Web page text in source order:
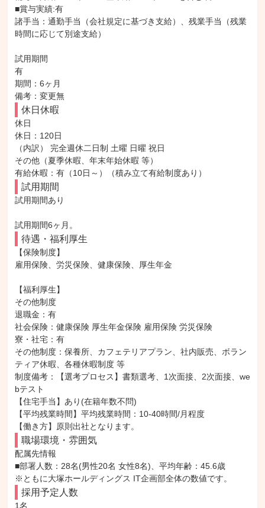
■賞与実績:有
諸手当：通勤手当（会社規定に基づき支給）、残業手当（残業
時間に応じて別途支給）
試用期間
有
期間：6ヶ月
備考：変更無
休日休暇
休日
休日：120日
（内訳） 完全週休二日制 土曜 日曜 祝日
その他（夏季休暇、年末年始休暇 等）
有給休暇：有（10日～）（積み立て有給制度あり）
試用期間
試用期間あり
試用期間6ヶ月。
待遇・福利厚生
【保険制度】
雇用保険、労災保険、健康保険、厚生年金
【福利厚生】
その他制度
退職金：有
社会保険：健康保険 厚生年金保険 雇用保険 労災保険
寮・社宅：有
その他制度：保養所、カフェテリアプラン、社内販売、ボラン
ティア休暇、各種休暇制度 等
制度備考：【選考プロセス】書類選考、1次面接、2次面接、we
bテスト
【住宅手当】あり(在籍年数不問)
【平均残業時間】平均残業時間：10-40時間/月程度
【働き方】原則出社となります。
職場環境・雰囲気
配属先情報
■部署人数：28名(男性20名 女性8名)、平均年齢：45.6歳
※ともに大塚ホールディングス IT企画部全体の数値です。
採用予定人数
1名